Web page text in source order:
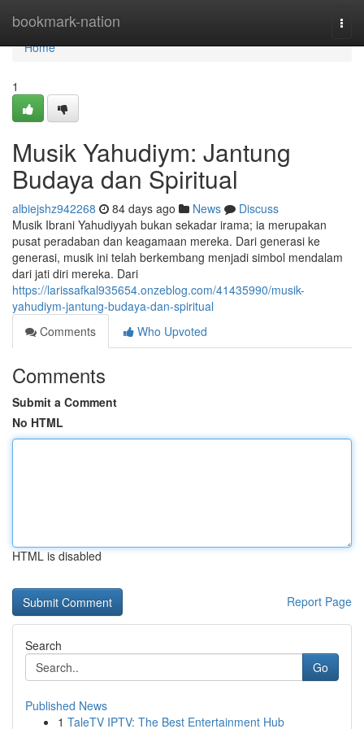
bookmark-nation
Home
Home
1
Musik Yahudiym: Jantung
Budaya dan Spiritual
albiejshz942268 84 days ago News
Discuss
Musik Ibrani Yahudiyyah bukan sekadar irama; ia merupakan
pusat peradaban dan keagamaan mereka. Dari generasi ke
generasi, musik ini telah berkembang menjadi simbol mendalam
dari jati diri mereka. Dari
https://larissafkal935654.onzeblog.com/41435990/musik-
yahudiym-jantung-budaya-dan-spiritual
Comments
Who Upvoted
Comments
Submit a Comment
No HTML
HTML is disabled
Report Page
Search
Go
Published News
1 TaleTV IPTV: The Best Entertainment Hub